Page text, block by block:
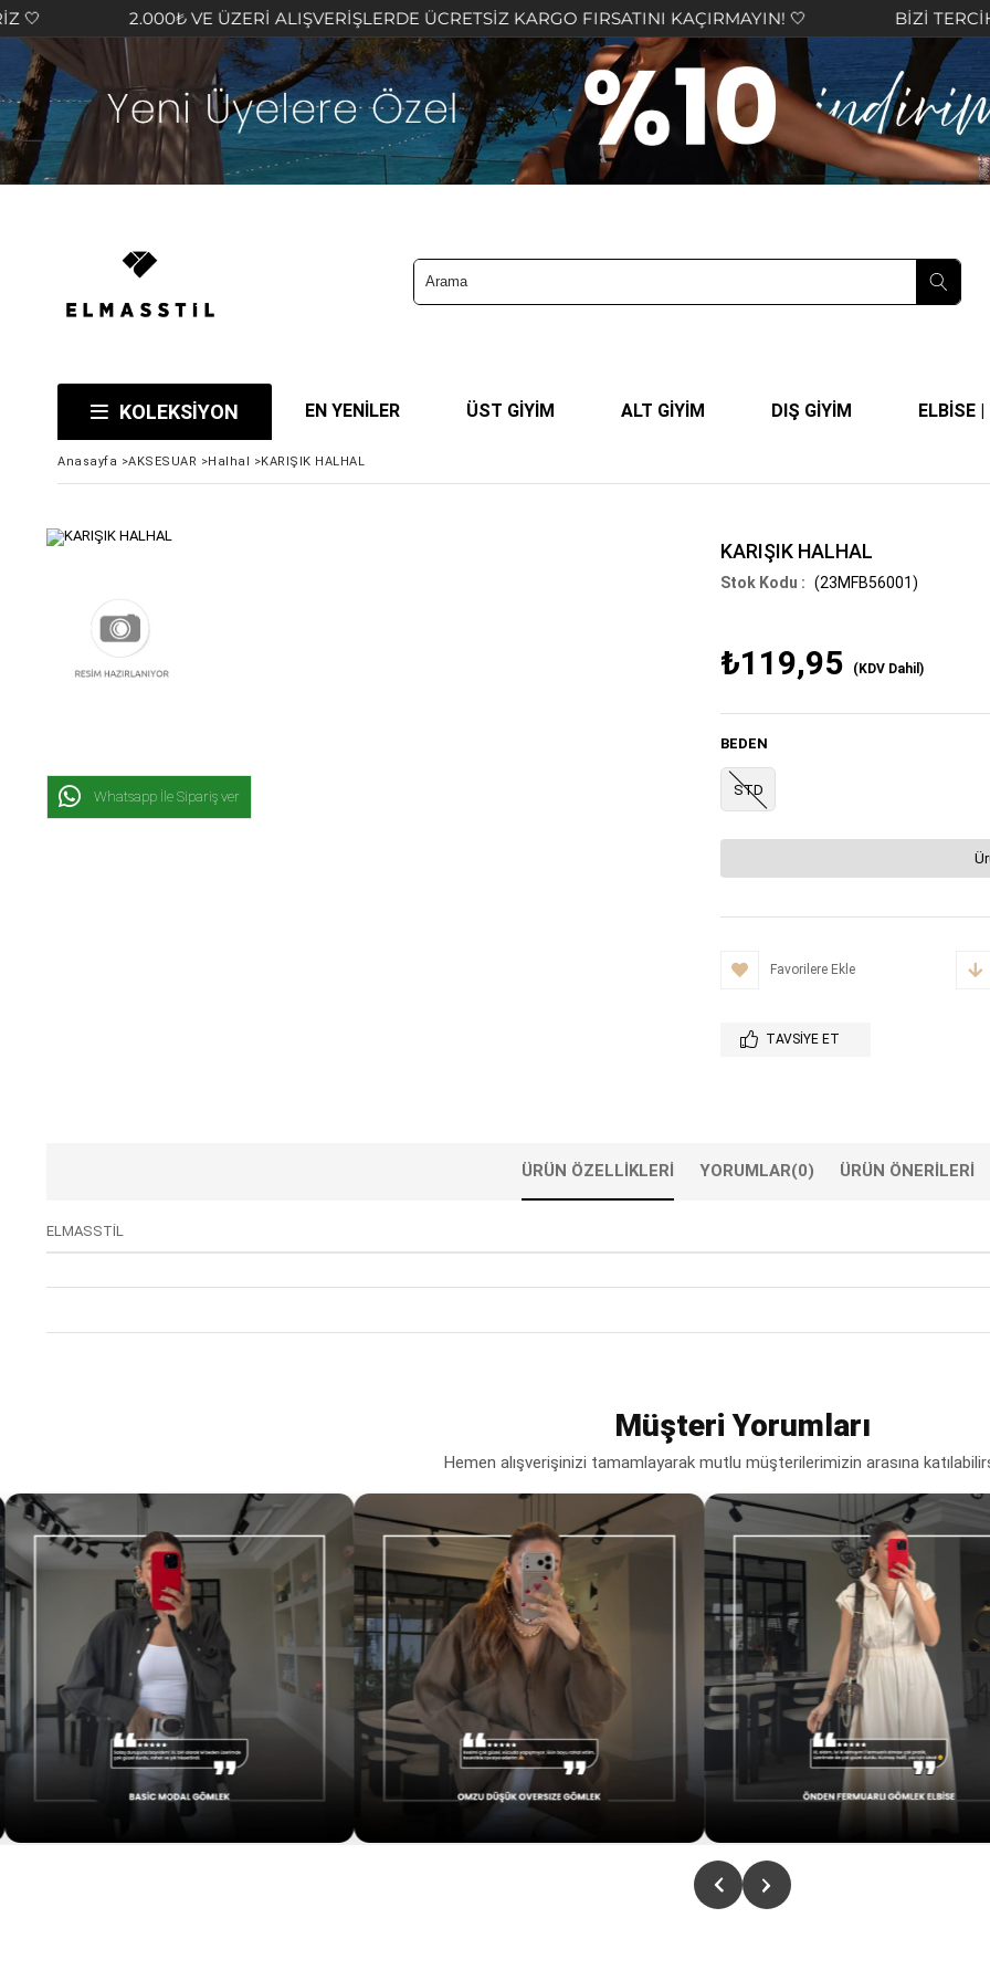
2.000₺ VE ÜZERİ ALIŞVERİŞLERDE ÜCRETSİZ KARGO FIRSATINI KAÇIRMAYIN! 🤍 BİZİ TERCİH
KOLEKSİYON EN YENİLER ÜST GİYİM ALT GİYİM DIŞ GİYİM ELBİSE
Anasayfa >AKSESUAR >Halhal >KARIŞIK HALHAL
Whatsapp İle Sipariş ver
KARIŞIK HALHAL
(23MFB56001)
₺119,95 (KDV Dahil)
BEDEN
STD
Favorilere Ekle
TAVSIYE ET
ÜRÜN ÖZELLIKLERI YORUMLAR(0) ÜRÜN ÖNERILERI
ELMASSTİL
Müşteri Yorumları
Hemen alışverişinizi tamamlayarak mutlu müşterilerimizin arasına